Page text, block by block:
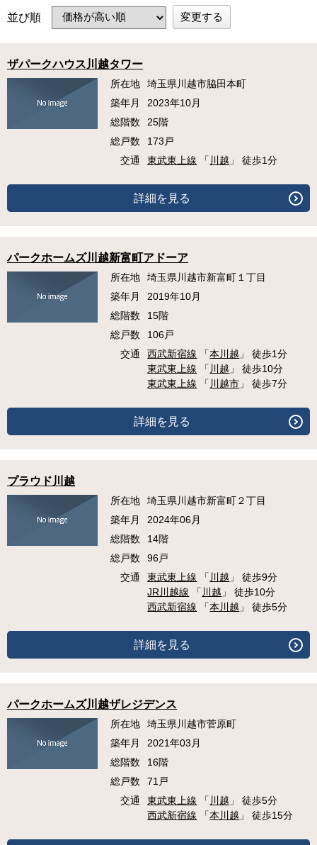
並び順 変更する
ザパークハウス川越タワー
所在地
埼玉県川越市脇田本町
築年月
2023年10月
総階数
25階
総戸数
173戸
交通
東武東上線 「 川越 」 徒歩1分
詳細を見る
パークホームズ川越新富町アドーア
所在地
埼玉県川越市新富町１丁目
築年月
2019年10月
総階数
15階
総戸数
106戸
交通
西武新宿線 「本川越 」 徒歩1分
東武東上線 「 川越 」 徒歩10分
東武東上線 「 川越市 」 徒歩7分
詳細を見る
プラウド川越
所在地
埼玉県川越市新富町２丁目
築年月
2024年06月
総階数
14階
総戸数
96戸
交通
東武東上線 「 川越 」 徒歩9分
JR川越線 「 川越 」 徒歩10分
西武新宿線 「本川越 」 徒歩5分
詳細を見る
パークホームズ川越ザレジデンス
所在地
埼玉県川越市菅原町
築年月
2021年03月
総階数
16階
総戸数
71戸
交通
東武東上線 「 川越 」 徒歩5分
西武新宿線 「本川越 」 徒歩15分